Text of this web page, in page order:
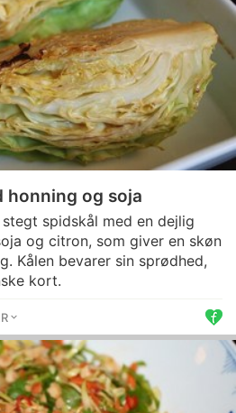
honning og soja
spidskål med en dejlig
og citron, som giver en skøn
Kålen bevarer sin sprødhed,
kort.